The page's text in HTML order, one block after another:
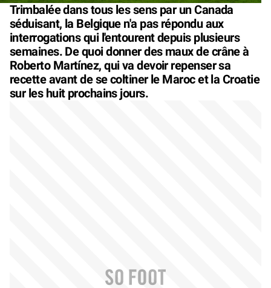
Trimbalée dans tous les sens par un Canada
séduisant, la Belgique n'a pas répondu aux
interrogations qui l'entourent depuis plusieurs
semaines. De quoi donner des maux de crâne à
Roberto Martínez, qui va devoir repenser sa
recette avant de se coltiner le Maroc et la Croatie
sur les huit prochains jours.